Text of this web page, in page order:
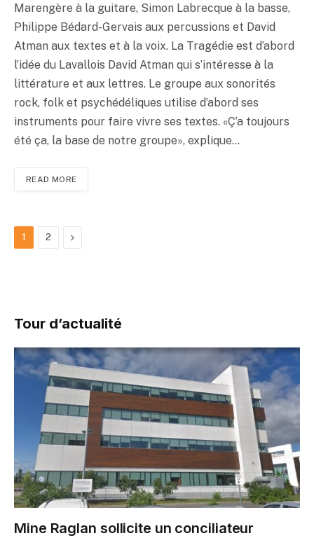
Marengère à la guitare, Simon Labrecque à la basse,
Philippe Bédard-Gervais aux percussions et David
Atman aux textes et à la voix. La Tragédie est d’abord
l’idée du Lavallois David Atman qui s’intéresse à la
littérature et aux lettres. Le groupe aux sonorités
rock, folk et psychédéliques utilise d’abord ses
instruments pour faire vivre ses textes. «Ç’a toujours
été ça, la base de notre groupe», explique…
READ MORE
1 2 Suivant
Tour d’actualité
Mine Raglan sollicite un conciliateur